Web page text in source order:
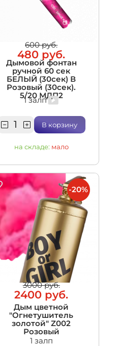
600 руб.
480 руб.
Дымовой фонтан
ручной 60 сек
БЕЛЫЙ (30сек) В
Розовый (30сек).
5/20 МДП2
1 залп
В корзину
на складе: мало
3000 руб.
2400 руб.
Дым цветной
"Огнетушитель
золотой" Z002
Розовый
1 залп
-20%